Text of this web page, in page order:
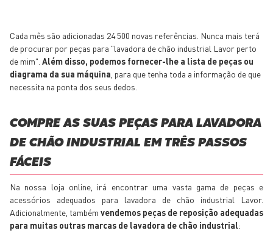
Cada mês são adicionadas 24 500 novas referências. Nunca mais terá
de procurar por peças para "lavadora de chão industrial Lavor perto
de mim". Além disso, podemos fornecer-lhe a lista de peças ou
diagrama da sua máquina , para que tenha toda a informação de que
necessita na ponta dos seus dedos.
COMPRE AS SUAS PEÇAS PARA LAVADORA
DE CHÃO INDUSTRIAL EM TRÊS PASSOS
FÁCEIS
Na nossa loja online, irá encontrar uma vasta gama de peças e
acessórios adequados para lavadora de chão industrial Lavor.
Adicionalmente, também vendemos peças de reposição adequadas
para muitas outras marcas de lavadora de chão industrial: